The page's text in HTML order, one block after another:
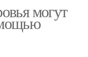
могут